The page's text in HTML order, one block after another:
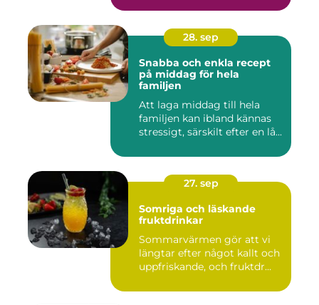
28. sep
Snabba och enkla recept
på middag för hela
familjen
Att laga middag till hela
familjen kan ibland kännas
stressigt, särskilt efter en lå...
27. sep
Somriga och läskande
fruktdrinkar
Sommarvärmen gör att vi
längtar efter något kallt och
uppfriskande, och fruktdr...